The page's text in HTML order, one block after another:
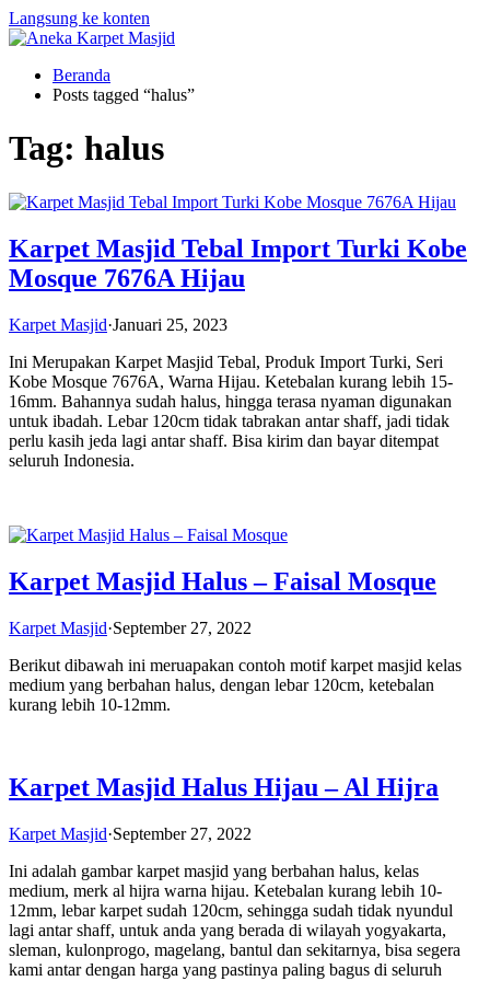
Langsung ke konten
Beranda
Posts tagged “halus”
Tag: halus
Karpet Masjid Tebal Import Turki Kobe
Mosque 7676A Hijau
Karpet Masjid·Januari 25, 2023
Ini Merupakan Karpet Masjid Tebal, Produk Import Turki, Seri
Kobe Mosque 7676A, Warna Hijau. Ketebalan kurang lebih 15-
16mm. Bahannya sudah halus, hingga terasa nyaman digunakan
untuk ibadah. Lebar 120cm tidak tabrakan antar shaff, jadi tidak
perlu kasih jeda lagi antar shaff. Bisa kirim dan bayar ditempat
seluruh Indonesia.
Karpet Masjid Halus – Faisal Mosque
Karpet Masjid·September 27, 2022
Berikut dibawah ini meruapakan contoh motif karpet masjid kelas
medium yang berbahan halus, dengan lebar 120cm, ketebalan
kurang lebih 10-12mm.
Karpet Masjid Halus Hijau – Al Hijra
Karpet Masjid·September 27, 2022
Ini adalah gambar karpet masjid yang berbahan halus, kelas
medium, merk al hijra warna hijau. Ketebalan kurang lebih 10-
12mm, lebar karpet sudah 120cm, sehingga sudah tidak nyundul
lagi antar shaff, untuk anda yang berada di wilayah yogyakarta,
sleman, kulonprogo, magelang, bantul dan sekitarnya, bisa segera
kami antar dengan harga yang pastinya paling bagus di seluruh